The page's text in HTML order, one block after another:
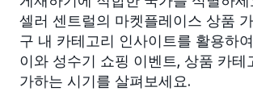
셀러 센트럴의 마켓플레이스 상품
구 내 카테고리 인사이트를 활용하
이와 성수기 쇼핑 이벤트, 상품 카테
가하는 시기를 살펴보세요.